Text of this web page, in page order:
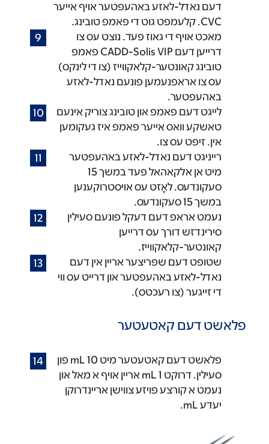
דעם נאדל-לאזע באהעפטער אױף אײער
CVC. קלעמפט גוט די פאמפ טובינג.
מאכט אויף די גאוז פעד. נוצט עס צו
דרייען דעם CADD-Solis VIP פאמפ
טובינג קאונטער-קלאקווייז (צו די לינקס)
עס צו אראפנעמען פונעם נאדל-לאזע
באהעפטער.
לייגט דעם פאמפ און טובינג צוריק אינעם
טאשקע וואס אייער פאמפ איז געקומען
אין. זיפט עס צו.
רײניגט דעם נאדל-לאזע באהעפטער
מיט אן אלקאהאל פעד במשך 15
סעקונדעס. לאָזט עס אױסטרוקענען
במשך 15 סעקונדעס.
נעמט אראפ דעם דעקל פונעם סעילין
סירינדזש דורך עס דרייען
קאונטער-קלאקווייז.
שטופט דעם שפריצער ארײן אין דעם
נאדל-לאזע באהעפטער און דרײט עס ווי
די זייגער (צו רעכטס).
פלאשט דעם קאטעטער
פלאשט דעם קאטעטער מיט 10 mL פון
סעילין. דרוקט 1 mL אריין אויף א מאל און
נעמט א קורצע פויזע צווישן אריינדרוקן
יעדע mL.